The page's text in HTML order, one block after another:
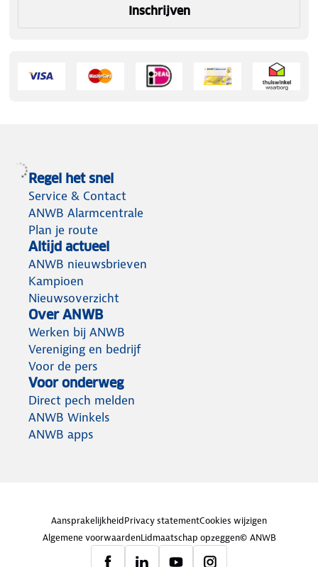
Inschrijven
Regel het snel
Service & Contact
ANWB Alarmcentrale
Plan je route
Altijd actueel
ANWB nieuwsbrieven
Kampioen
Nieuwsoverzicht
Over ANWB
Werken bij ANWB
Vereniging en bedrijf
Voor de pers
Voor onderweg
Direct pech melden
ANWB Winkels
ANWB apps
AansprakelijkheidPrivacy statementCookies wijzigen
Algemene voorwaardenLidmaatschap opzeggen© ANWB